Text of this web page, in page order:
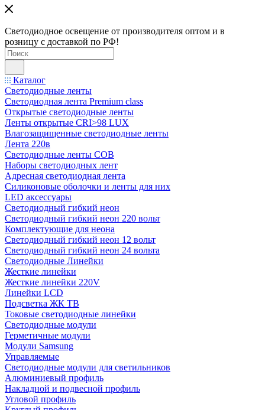
Светодиодное освещение от производителя оптом и в
розницу с доставкой по РФ!
Каталог
Светодиодные ленты
Светодиодная лента Premium class
Открытые светодиодные ленты
Ленты открытые CRI>98 LUX
Влагозащищенные светодиодные ленты
Лента 220в
Светодиодные ленты COB
Наборы светодиодных лент
Адресная светодиодная лента
Силиконовые оболочки и ленты для них
LED аксессуары
Светодиодный гибкий неон
Светодиодный гибкий неон 220 вольт
Комплектующие для неона
Светодиодный гибкий неон 12 вольт
Светодиодный гибкий неон 24 вольта
Светодиодные Линейки
Жесткие линейки
Жесткие линейки 220V
Линейки LCD
Подсветка ЖК ТВ
Токовые светодиодные линейки
Светодиодные модули
Герметичные модули
Модули Samsung
Управляемые
Светодиодные модули для светильников
Алюминиевый профиль
Накладной и подвесной профиль
Угловой профиль